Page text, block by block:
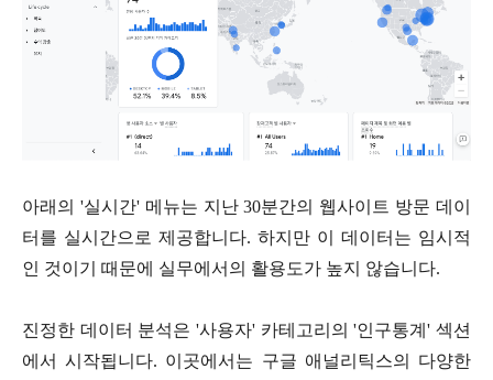
아래의 '실시간' 메뉴는 지난 30분간의 웹사이트 방문 데이
터를 실시간으로 제공합니다. 하지만 이 데이터는 임시적
인 것이기 때문에 실무에서의 활용도가 높지 않습니다.
진정한 데이터 분석은 '사용자' 카테고리의 '인구통계' 섹션
에서 시작됩니다. 이곳에서는 구글 애널리틱스의 다양한